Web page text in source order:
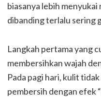
biasanya lebih
dibanding terlalu sering
Langkah pertama yang
membersihkan wajah
Pada pagi hari, kulit
pembersih dengan efek